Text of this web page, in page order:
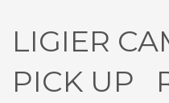
LIGIER
PICK UP